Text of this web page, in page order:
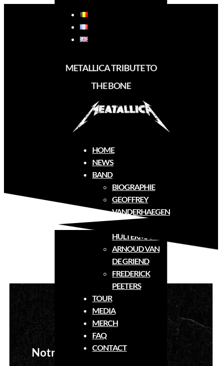
METALLICA TRIBUTE TO
THE BONE
HOME
NEWS
BAND
BIOGRAPHIE
GEOFFREY
VANDERHAEGEN
CONRAD
HULTERMANS
ARNOUD VAN
DE GRIEND
FREDERICK
PEETERS
TOUR
MEDIA
MERCH
FAQ
CONTACT
Vision et Mission
Notre Vision et Mission